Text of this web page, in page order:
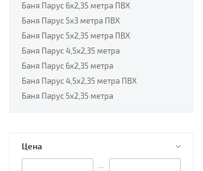
Баня Парус 6х2,35 метра ПВХ
Баня Парус 5х3 метра ПВХ
Баня Парус 5х2,35 метра ПВХ
Баня Парус 4,5х2,35 метра
Баня Парус 6х2,35 метра
Баня Парус 4,5х2,35 метра ПВХ
Баня Парус 5х2,35 метра
Цена